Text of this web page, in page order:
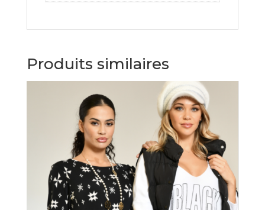
Produits similaires